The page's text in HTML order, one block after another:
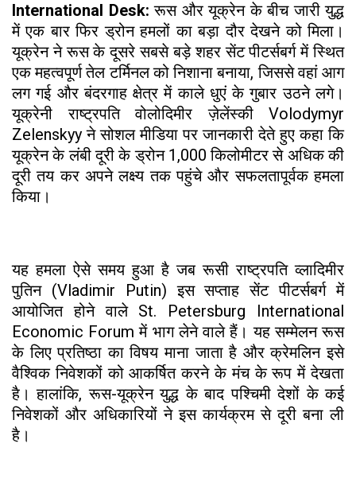
International Desk:रूस और यूक्रेन के बीच जारी युद्ध
में एक बार फिर ड्रोन हमलों का बड़ा दौर देखने को मिला।
यूक्रेन ने रूस के दूसरे सबसे बड़े शहर सेंट पीटर्सबर्ग में स्थित
एक महत्वपूर्ण तेल टर्मिनल को निशाना बनाया, जिससे वहां आग
लग गई और बंदरगाह क्षेत्र में काले धुएं के गुबार उठने लगे।
यूक्रेनी राष्ट्रपति वोलोदिमीर ज़ेलेंस्की Volodymyr
Zelenskyy ने सोशल मीडिया पर जानकारी देते हुए कहा कि
यूक्रेन के लंबी दूरी के ड्रोन 1,000 किलोमीटर से अधिक की
दूरी तय कर अपने लक्ष्य तक पहुंचे और सफलतापूर्वक हमला
किया।
यह हमला ऐसे समय हुआ है जब रूसी राष्ट्रपति व्लादिमीर
पुतिन (Vladimir Putin) इस सप्ताह सेंट पीटर्सबर्ग में
आयोजित होने वाले St. Petersburg International
Economic Forum में भाग लेने वाले हैं। यह सम्मेलन रूस
के लिए प्रतिष्ठा का विषय माना जाता है और क्रेमलिन इसे
वैश्विक निवेशकों को आकर्षित करने के मंच के रूप में देखता
है। हालांकि, रूस-यूक्रेन युद्ध के बाद पश्चिमी देशों के कई
निवेशकों और अधिकारियों ने इस कार्यक्रम से दूरी बना ली
है।